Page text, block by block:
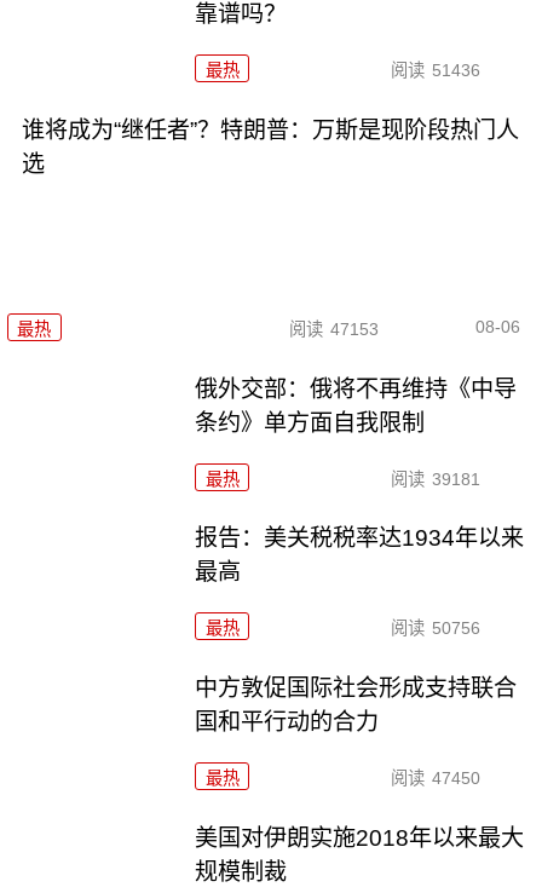
靠谱吗？
最热 阅读 51436
谁将成为“继任者”？特朗普：万斯是现阶段热门人
选
最热 阅读 47153 08-06
俄外交部：俄将不再维持《中导
条约》单方面自我限制
最热 阅读 39181
报告：美关税税率达1934年以来
最高
最热 阅读 50756
中方敦促国际社会形成支持联合
国和平行动的合力
最热 阅读 47450
美国对伊朗实施2018年以来最大
规模制裁